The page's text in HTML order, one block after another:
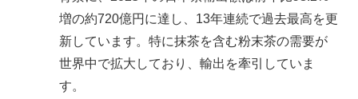
増の約720億円に達し、13年連続で過去最高を更
新しています。特に抹茶を含む粉末茶の需要が
世界中で拡大しており、輸出を牽引していま
す。